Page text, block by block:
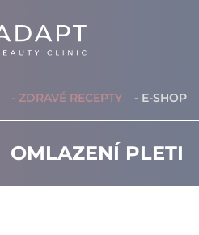
- ZDRAVÉ RECEPTY - E-SHOP
OMLAZENÍ PLETI